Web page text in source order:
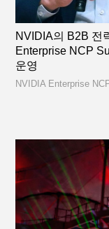
NVIDIA의 B2B 전
Enterprise NCP
운영
NVIDIA Enterprise